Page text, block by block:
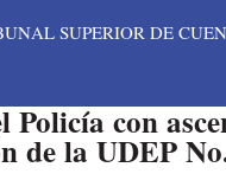
SUPERIOR DE
con
de la UDEP